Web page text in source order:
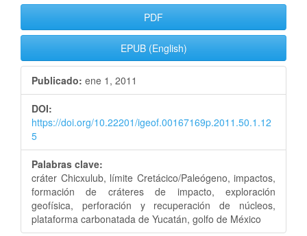
Barra
lateral
del
artículo
PDF
EPUB (English)
Publicado: ene 1, 2011
DOI:
https://doi.org/10.22201/igeof.00167169p.2011.50.1.12
5
Palabras clave:
cráter Chicxulub, límite Cretácico/Paleógeno, impactos,
formación de cráteres de impacto, exploración
geofísica, perforación y recuperación de núcleos,
plataforma carbonatada de Yucatán, golfo de México